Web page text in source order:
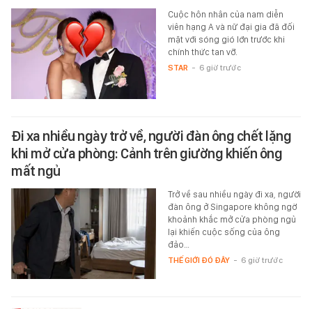
Cuộc hôn nhân của nam diễn
viên hạng A và nữ đại gia đã đối
mặt với sóng gió lớn trước khi
chính thức tan vỡ.
STAR - 6 giờ trước
Đi xa nhiều ngày trở về, người đàn ông chết lặng
khi mở cửa phòng: Cảnh trên giường khiến ông
mất ngủ
Trở về sau nhiều ngày đi xa, người
đàn ông ở Singapore không ngờ
khoảnh khắc mở cửa phòng ngủ
lại khiến cuộc sống của ông
đảo…
THẾ GIỚI ĐÓ ĐÂY - 6 giờ trước